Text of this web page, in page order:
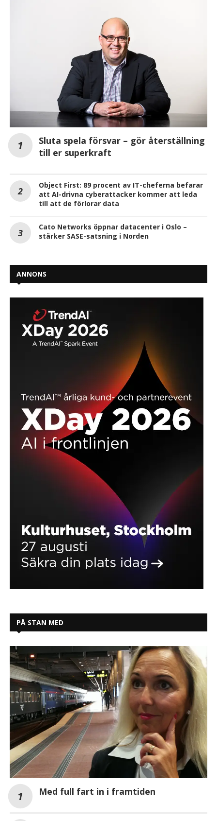
Sluta spela försvar – gör återställning
till er superkraft
Object First: 89 procent av IT-cheferna befarar
att AI-drivna cyberattacker kommer att leda
till att de förlorar data
Cato Networks öppnar datacenter i Oslo –
stärker SASE-satsning i Norden
ANNONS
PÅ STAN MED
Med full fart in i framtiden